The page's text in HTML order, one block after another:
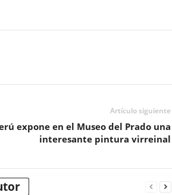
Artículo siguiente
expone en el Museo del Prado una
interesante pintura virreinal